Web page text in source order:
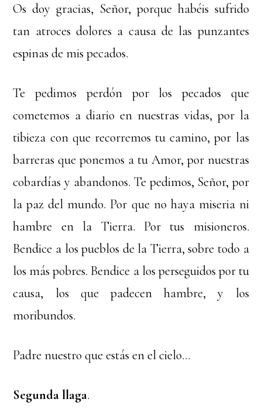
Os doy gracias, Señor, porque habéis sufrido
tan atroces dolores a causa de las punzantes
espinas de mis pecados.
Te pedimos perdón por los pecados que
cometemos a diario en nuestras vidas, por la
tibieza con que recorremos tu camino, por las
barreras que ponemos a tu Amor, por nuestras
cobardías y abandonos. Te pedimos, Señor, por
la paz del mundo. Por que no haya miseria ni
hambre en la Tierra. Por tus misioneros.
Bendice a los pueblos de la Tierra, sobre todo a
los más pobres. Bendice a los perseguidos por tu
causa, los que padecen hambre, y los
moribundos.
Padre nuestro que estás en el cielo…
Segunda llaga.